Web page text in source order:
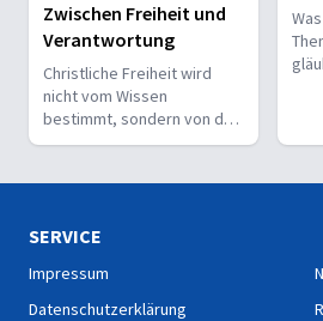
Zwischen Freiheit und
Verantwortung
Christliche Freiheit wird
nicht vom Wissen
bestimmt, sondern von der
Beziehung zum Nächsten –
SERVICE
Impressum
Datenschutzerklärung